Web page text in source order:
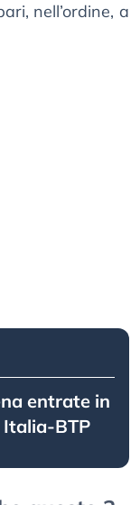
nell’ordine, a
entrate in
BTP